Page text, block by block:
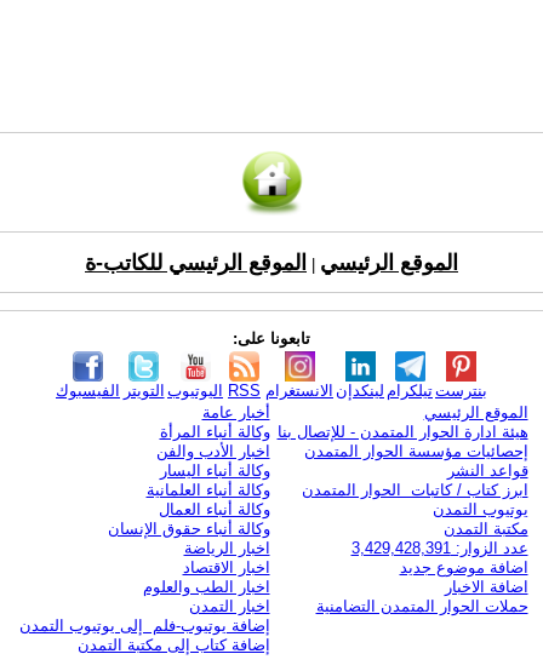
الموقع الرئيسي الموقع الرئيسي للكاتب-ة
تابعونا على:
الفيسبوك التويتر اليوتيوب RSS الانستغرام لينكدإن تيلكرامبنترست
الموقع الرئيسي
هيئة ادارة الحوار المتمدن - للإتصال بنا
إحصائيات مؤسسة الحوار المتمدن
قواعد النشر
ابرز كتاب / كاتبات الحوار المتمدن
يوتيوب التمدن
مكتبة التمدن
عدد الزوار: 3,429,428,391
اضافة موضوع جديد
اضافة الاخبار
حملات الحوار المتمدن التضامنية
أخبار عامة
وكالة أنباء المرأة
اخبار الأدب والفن
وكالة أنباء اليسار
وكالة أنباء العلمانية
وكالة أنباء العمال
وكالة أنباء حقوق الإنسان
اخبار الرياضة
اخبار الاقتصاد
اخبار الطب والعلوم
اخبار التمدن
إضافة يوتيوب-فلم إلى يوتيوب التمدن
إضافة كتاب إلى مكتبة التمدن